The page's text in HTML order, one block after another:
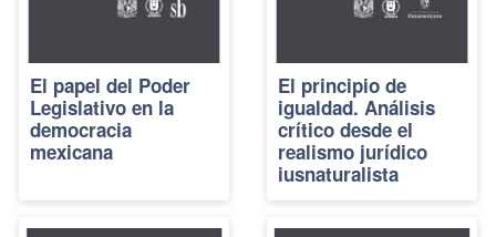
El papel del Poder
Legislativo en la
democracia
mexicana
El principio de
igualdad. Análisis
crítico desde el
realismo jurídico
iusnaturalista